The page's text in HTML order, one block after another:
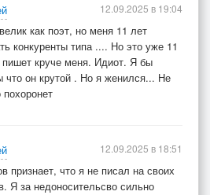
как поэт, но меня 11 лет
конкуренты типа .... Но это уже 11
круче меня. Идиот. Я бы
что он крутой . Но я женился... Не
12.09.2025 в 19:04
признает, что я не писал на своих
Я за недоносительсво сильно
12.09.2025 в 18:51